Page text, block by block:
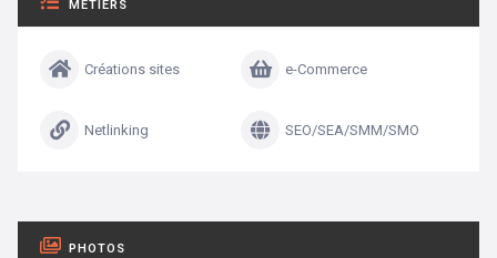
MÉTIERS
Créations sites e-Commerce
Netlinking SEO/SEA/SMM/SMO
PHOTOS